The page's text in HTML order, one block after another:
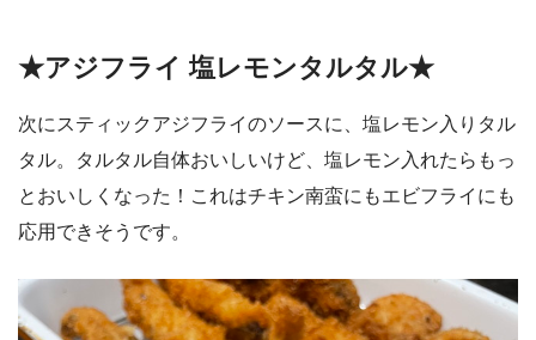
★アジフライ 塩レモンタルタル★
次にスティックアジフライのソースに、塩レモン入りタル
タル。タルタル自体おいしいけど、塩レモン入れたらもっ
とおいしくなった！これはチキン南蛮にもエビフライにも
応用できそうです。